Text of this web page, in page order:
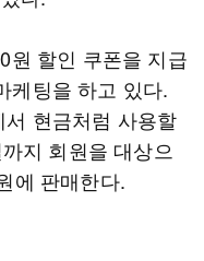
원 할인 쿠폰을 지급
케팅을 하고 있다.
현금처럼 사용할
지 회원을 대상으
에 판매한다.